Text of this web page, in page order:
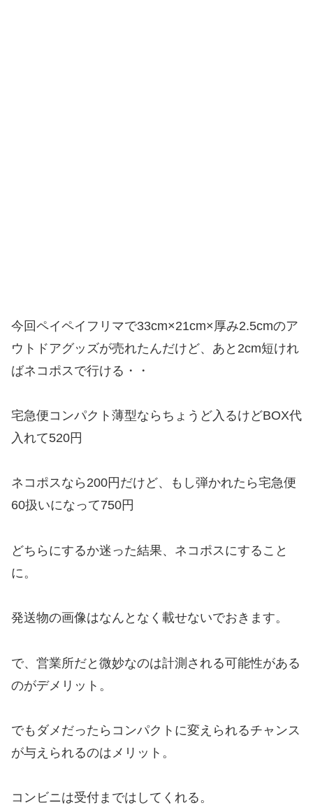
今回ペイペイフリマで33cm×21cm×厚み2.5cmのア
ウトドアグッズが売れたんだけど、あと2cm短けれ
ばネコポスで行ける・・
宅急便コンパクト薄型ならちょうど入るけどBOX代
入れて520円
ネコポスなら200円だけど、もし弾かれたら宅急便
60扱いになって750円
どちらにするか迷った結果、ネコポスにすること
に。
発送物の画像はなんとなく載せないでおきます。
で、営業所だと微妙なのは計測される可能性がある
のがデメリット。
でもダメだったらコンパクトに変えられるチャンス
が与えられるのはメリット。
コンビニは受付まではしてくれる。